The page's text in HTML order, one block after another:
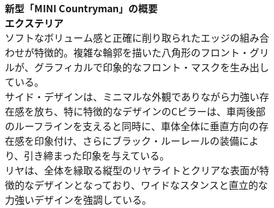
新型「MINI Countryman」の概要
エクステリア
ソフトなボリューム感と正確に削り取られたエッジの組み合
わせが特徴的。複雑な輪郭を描いた八角形のフロント・グリ
ルが、グラフィカルで印象的なフロント・マスクを生み出し
ている。
サイド・デザインは、ミニマルな外観でありながら力強い存
在感を放ち、特に特徴的なデザインのCピラーは、車両後部
のルーフラインを支えると同時に、車体全体に垂直方向の存
在感を印象付け、さらにブラック・ルーレールの装備によ
り、引き締まった印象を与えている。
リヤは、全体を縁取る縦型のリヤライトとクリアな表面が特
徴的なデザインとなっており、ワイドなスタンスと直立的な
力強いデザインを強調している。